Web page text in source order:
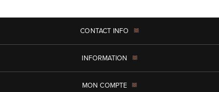
CONTACT INFO
INFORMATION
MON COMPTE